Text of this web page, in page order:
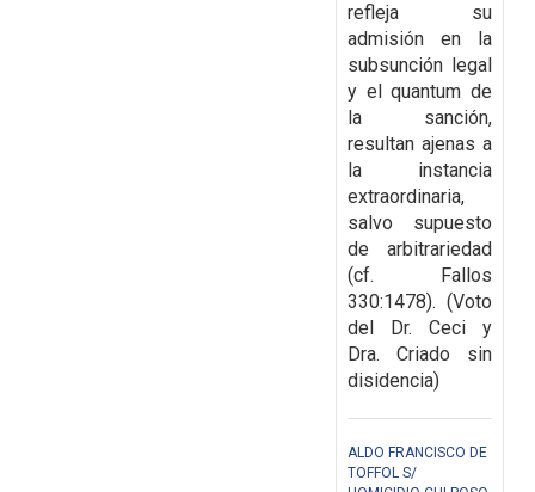
refleja su
admisión en la
subsunción legal
y el quantum de
la sanción,
resultan ajenas a
la instancia
extraordinaria,
salvo supuesto
de arbitrariedad
(cf. Fallos
330:1478). (Voto
del Dr. Ceci y
Dra. Criado sin
disidencia)
ALDO FRANCISCO DE
TOFFOL S/